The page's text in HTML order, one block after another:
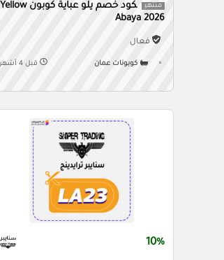
منتهي
كود خصم يلو عباية كوبون Yellow
Abaya 2026
فعال
كوبونات عمان قبل 4 أشهر
10%